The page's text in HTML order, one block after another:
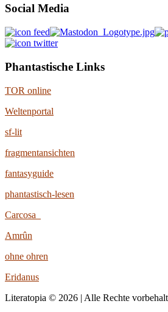
Social Media
Phantastische Links
TOR online
Weltenportal
sf-lit
fragmentansichten
fantasyguide
phantastisch-lesen
Carcosa
Amrûn
ohne ohren
Eridanus
Literatopia © 2026 | Alle Rechte